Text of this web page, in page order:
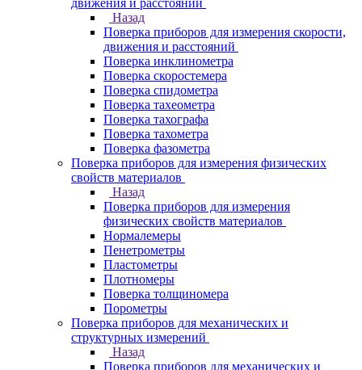
движения и расстояний
Назад
Поверка приборов для измерения скорости,
движения и расстояний
Поверка инклинометра
Поверка скоростемера
Поверка спидометра
Поверка тахеометра
Поверка тахографа
Поверка тахометра
Поверка фазометра
Поверка приборов для измерения физических
свойств материалов
Назад
Поверка приборов для измерения
физических свойств материалов
Нормалемеры
Пенетрометры
Пластометры
Плотномеры
Поверка толщиномера
Порометры
Поверка приборов для механических и
структурных измерений
Назад
Поверка приборов для механических и